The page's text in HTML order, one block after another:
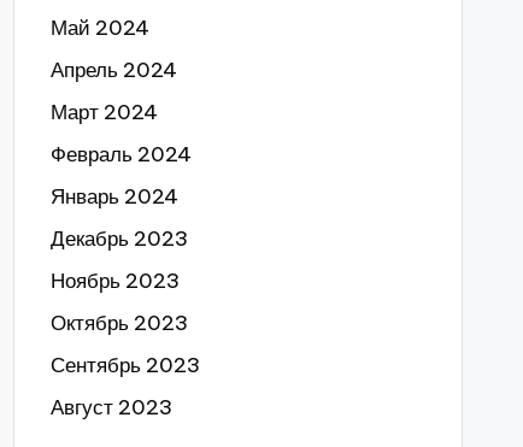
Май 2024
Апрель 2024
Март 2024
Февраль 2024
Январь 2024
Декабрь 2023
Ноябрь 2023
Октябрь 2023
Сентябрь 2023
Август 2023